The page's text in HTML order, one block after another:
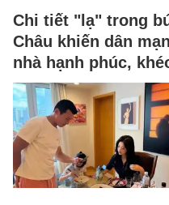
Chi tiết "lạ" trong
Châu khiến dân
nhà hạnh phúc,